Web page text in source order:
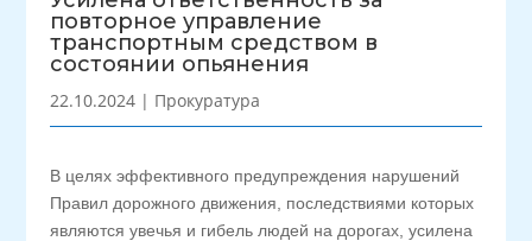
повторное управление
транспортным средством в
состоянии опьянения
22.10.2024 | Прокуратура
В целях эффективного предупреждения нарушений
Правил дорожного движения, последствиями которых
являются увечья и гибель людей на дорогах, усилена